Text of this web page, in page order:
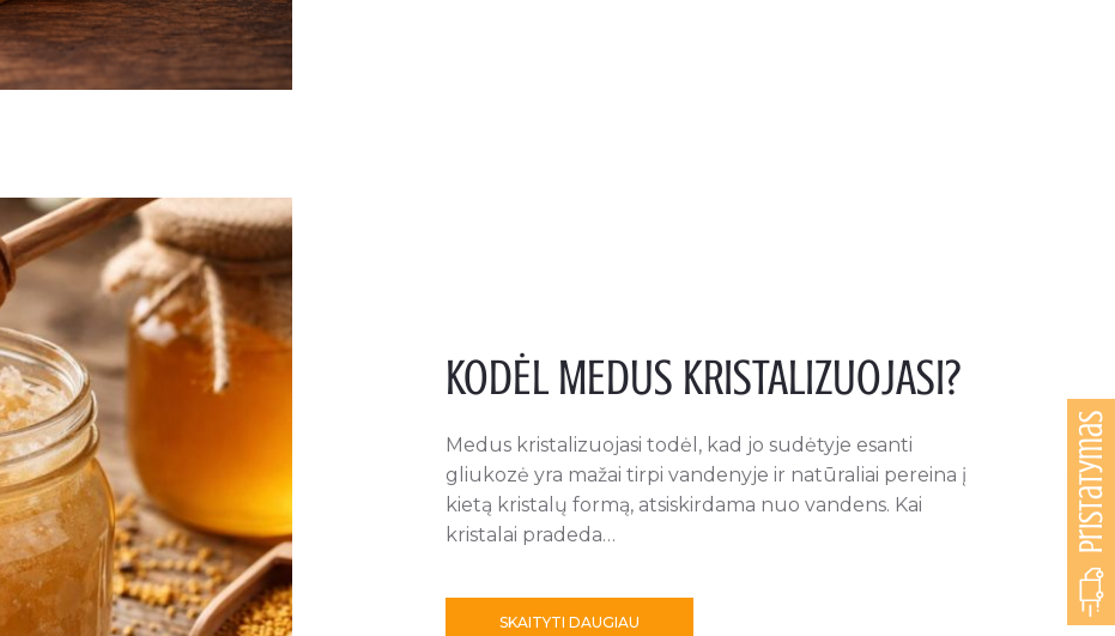
Pristatymas
KODĖL MEDUS KRISTALIZUOJASI?
Medus kristalizuojasi todėl, kad jo sudėtyje esanti
gliukozė yra mažai tirpi vandenyje ir natūraliai pereina į
kietą kristalų formą, atsiskirdama nuo vandens. Kai
kristalai pradeda…
SKAITYTI DAUGIAU